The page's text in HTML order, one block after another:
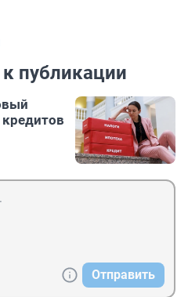
публикации
Отправить